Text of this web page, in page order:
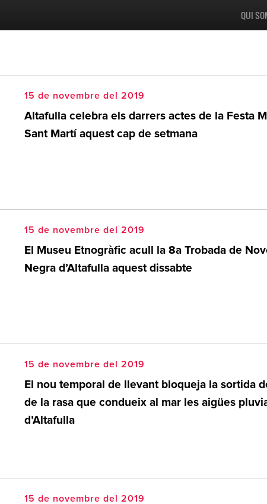
QUI
15 de novembre del 2019
Altafulla celebra els darrers actes de la Festa
Sant Martí aquest cap de setmana
15 de novembre del 2019
El Museu Etnogràfic acull la 8a Trobada de
Negra d’Altafulla aquest dissabte
15 de novembre del 2019
El nou temporal de llevant bloqueja la sortida
de la rasa que condueix al mar les aigües
d’Altafulla
15 de novembre del 2019